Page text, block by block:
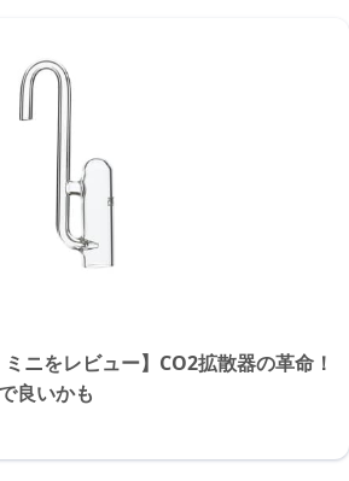
ミニをレビュー】CO2拡散器の革命！
良いかも